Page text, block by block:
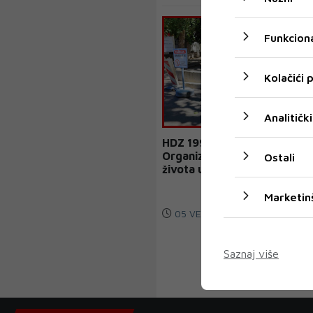
HDZ 1990 Mostar:
Organizacija urbanog
života u režiji Gradske
05 VELJ 2024
1 2
Kolačići
Analitički
Ostali
Saznaj više